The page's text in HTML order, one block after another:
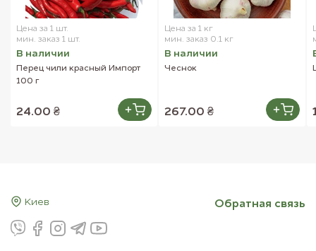
Цена за 1 шт.
мин. заказ 1 шт.
В наличии
Перец чили красный Импорт
100 г
24.00 ₴
Цена за 1 кг
мин. заказ 0.1 кг
В наличии
Чеснок
267.00 ₴
Киев Обратная связь